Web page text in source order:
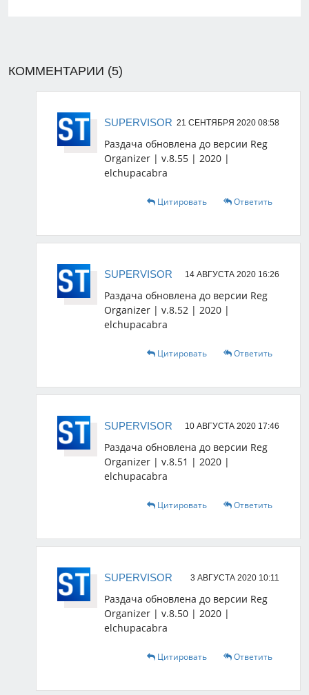
КОММЕНТАРИИ (5)
SUPERVISOR 21 СЕНТЯБРЯ 2020 08:58
Раздача обновлена до версии Reg
Organizer | v.8.55 | 2020 |
elchupacabra
Цитировать Ответить
SUPERVISOR 14 АВГУСТА 2020 16:26
Раздача обновлена до версии Reg
Organizer | v.8.52 | 2020 |
elchupacabra
Цитировать Ответить
SUPERVISOR 10 АВГУСТА 2020 17:46
Раздача обновлена до версии Reg
Organizer | v.8.51 | 2020 |
elchupacabra
Цитировать Ответить
SUPERVISOR 3 АВГУСТА 2020 10:11
Раздача обновлена до версии Reg
Organizer | v.8.50 | 2020 |
elchupacabra
Цитировать Ответить